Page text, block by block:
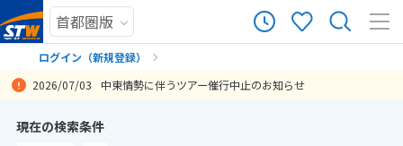
ログイン（新規登録）
2026/07/03 中東情勢に伴うツアー催行中止のお知らせ
現在の検索条件